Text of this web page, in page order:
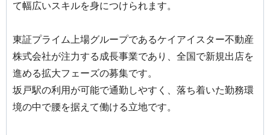
て幅広いスキルを身につけられます。
東証プライム上場グループであるケイアイスター不動産
株式会社が注力する成長事業であり、全国で新規出店を
進める拡大フェーズの募集です。
坂戸駅の利用が可能で通勤しやすく、落ち着いた勤務環
境の中で腰を据えて働ける立地です。